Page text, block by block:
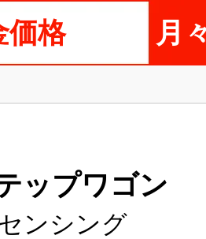
価格 月
ップワゴン
ンシング